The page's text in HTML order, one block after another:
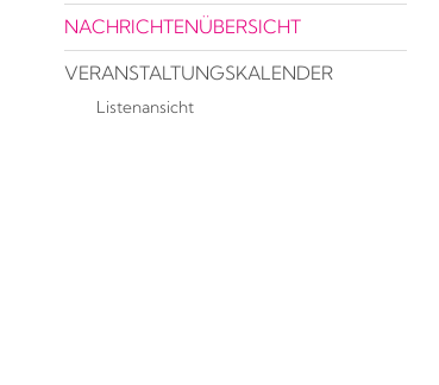
NACHRICHTENÜBERSICHT
VERANSTALTUNGSKALENDER
Listenansicht